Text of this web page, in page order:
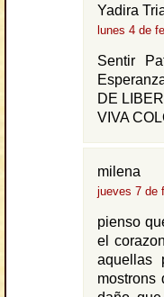
Yadira
lunes 4 de
Sentir
DE
VIVA
milena
jueves 7 de
pienso
el
aquellas
mostrons